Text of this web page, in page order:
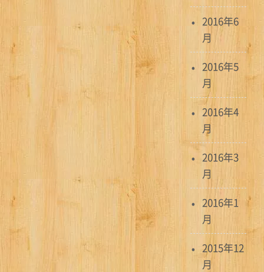
2016年6
月
2016年5
月
2016年4
月
2016年3
月
2016年1
月
2015年12
月